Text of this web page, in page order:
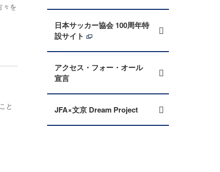
々を
と
日本サッカー協会 100周年特
設サイト
アクセス・フォー・オール
宣言
JFA×文京 Dream Project